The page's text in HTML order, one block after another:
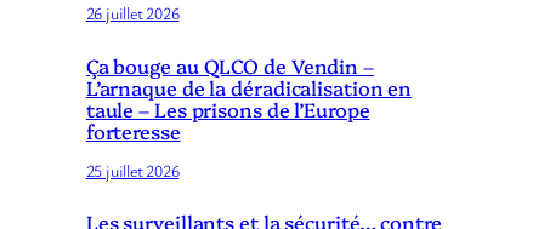
26 juillet 2026
Ça bouge au QLCO de Vendin –
L’arnaque de la déradicalisation en
taule – Les prisons de l’Europe
forteresse
25 juillet 2026
Les surveillants et la sécurité… contre